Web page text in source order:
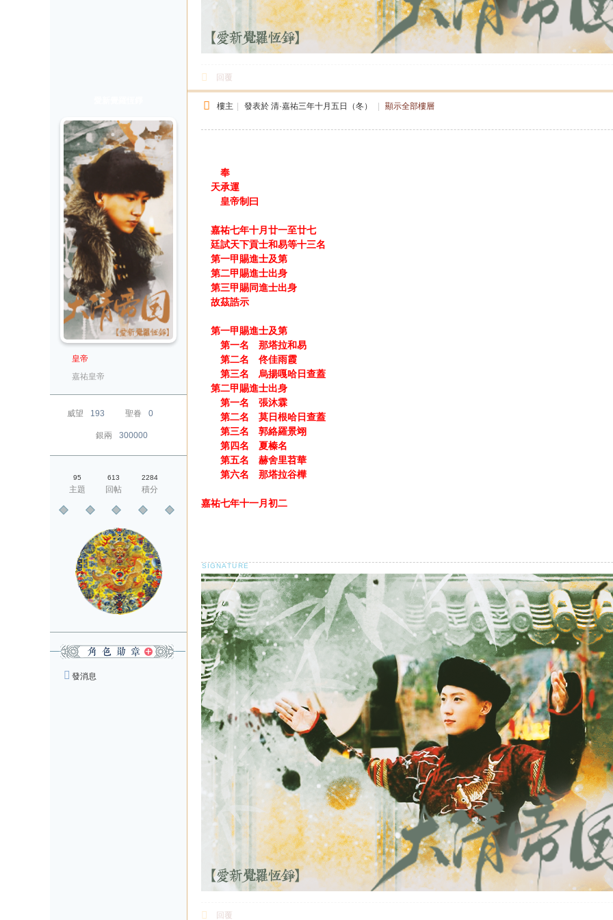
回覆
皇帝
嘉祐皇帝
威望 193 聖眷 0
銀兩 300000
95
主題
613
回帖
2284
積分
發消息
樓主 | 發表於 清·嘉祐三年十月五日（冬） | 顯示全部樓層
奉
天承運
皇帝制曰
嘉祐七年十月廿一至廿七
廷試天下貢士和易等十三名
第一甲賜進士及第
第二甲賜進士出身
第三甲賜同進士出身
故茲誥示
第一甲賜進士及第
第一名 那塔拉和易
第二名 佟佳雨霞
第三名 烏揚嘎哈日查蓋
第二甲賜進士出身
第一名 張沐霖
第二名 莫日根哈日查蓋
第三名 郭絡羅景翊
第四名 夏榛名
第五名 赫舍里苕華
第六名 那塔拉谷樺
嘉祐七年十一月初二
回覆